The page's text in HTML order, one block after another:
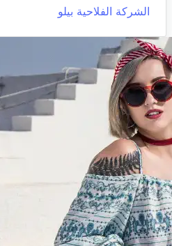
الشركة الفلاحية بيلو